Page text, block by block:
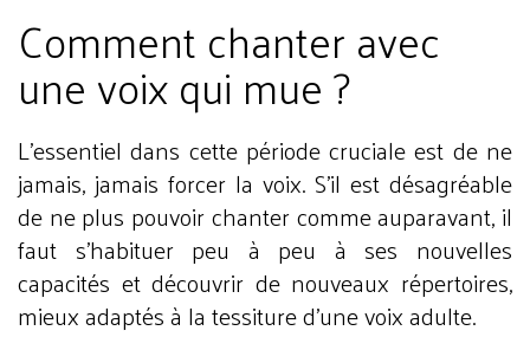
Comment chanter avec
une voix qui mue ?
L'essentiel dans cette période cruciale est de ne
jamais, jamais forcer la voix. S'il est désagréable
de ne plus pouvoir chanter comme auparavant, il
faut s'habituer peu à peu à ses nouvelles
capacités et découvrir de nouveaux répertoires,
mieux adaptés à la tessiture d'une voix adulte.